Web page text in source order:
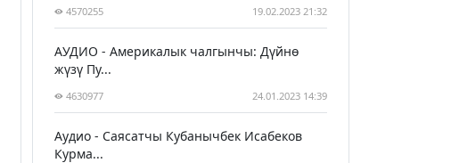
4570255 19.02.2023 21:32
АУДИО - Америкалык чалгынчы: Дүйнө
жүзү Пу...
4630977 24.01.2023 14:39
Аудио - Саясатчы Кубанычбек Исабеков
Курма...